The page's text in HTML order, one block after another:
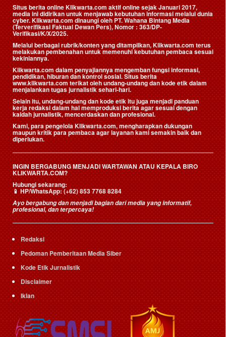
Situs berita online Klikwarta.com aktif online sejak Januari 2017,
media ini didirikan untuk menjawab kebutuhan informasi melalui dunia
cyber. Klikwarta.com dinaungi oleh PT. Wahana Bintang Media
(Terverifikasi Faktual Dewan Pers), Nomor : 363/DP-
Verifikasi/K/X/2025.
Melalui berbagai rubrik/konten yang ditampilkan, Klikwarta.com terus
melakukan pembenahan untuk memenuhi kebutuhan pembaca sesuai
kekiniannya.
Klikwarta.com dalam penyajiannya mengemban fungsi informasi,
pendidikan, hiburan dan kontrol sosial. Situs berita
www.klikwarta.com terikat oleh undang-undang dan kode etik dalam
menjalankan tugas jurnalistik sehari-hari.
Selain itu, undang-undang dan kode etik itu juga menjadi panduan
kerja redaksi dalam hal memproduksi berita agar sesuai dengan
kaidah jurnalistik, mencerdaskan dan profesional.
Kami, para pengelola Klikwarta.com, mengharapkan dukungan
maupun kritik para pembaca agar layanan kami semakin baik dan
diperlukan.
INGIN BERGABUNG MENJADI WARTAWAN ATAU KEPALA BIRO
KLIKWARTA.COM?
Hubungi sekarang:
📱HP/WhatsApp:(+62) 853 7768 8284
Ayo bergabung dan menjadi bagian dari media yang informatif,
profesional, dan terpercaya!
Redaksi
Pedoman Pemberitaan Media Siber
Kode Etik Jurnalistik
Disclaimer
Iklan